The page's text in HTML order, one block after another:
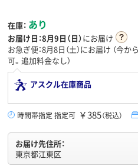
在庫： あり
お届け日：8月9日（日）にお届け
お急ぎ便：8月8日（土）にお届け （今から
可。追加料金なし）
アスクル在庫商品
時間帯指定 指定可 ￥385（税込）
お届け先住所：
東京都江東区